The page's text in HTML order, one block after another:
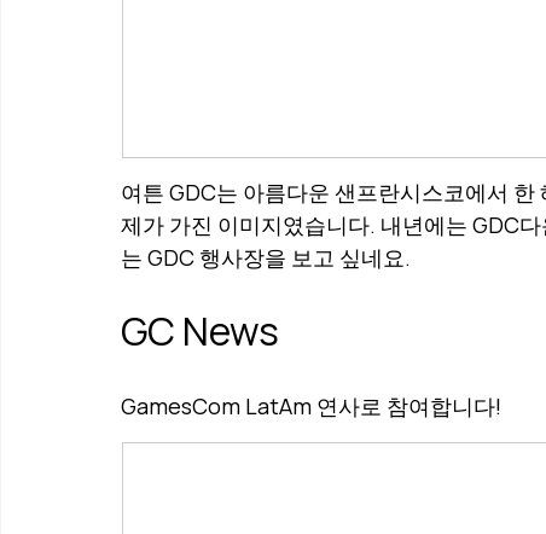
여튼 GDC는 아름다운 샌프란시스코에서
제가 가진 이미지였습니다. 내년에는 GDC
는 GDC 행사장을 보고 싶네요.
GC News
GamesCom LatAm 연사로 참여합니다!